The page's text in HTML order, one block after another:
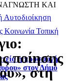
ΚΑΙ
Κοινωνία Τοπική
η προσφυγή
στον Δήμο
Αυτοδιοίκηση
ποίησης
στη